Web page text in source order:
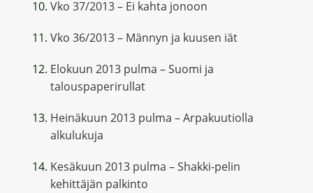
Vko 37/2013 – Ei kahta jonoon
Vko 36/2013 – Männyn ja kuusen iät
Elokuun 2013 pulma – Suomi ja
talouspaperirullat
Heinäkuun 2013 pulma – Arpakuutiolla
alkulukuja
Kesäkuun 2013 pulma – Shakki-pelin
kehittäjän palkinto